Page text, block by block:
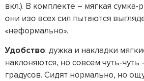
вкл.). В комплекте – мягкая
они изо всех сил пытаются
«неформально».
Удобство: дужка и накладки
наклоняются, но совсем чуть-чуть
градусов. Сидят нормально, но